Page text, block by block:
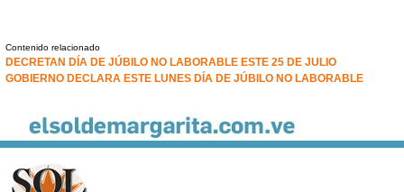
Contenido relacionado
DECRETAN DÍA DE JÚBILO NO LABORABLE ESTE 25 DE JULIO
GOBIERNO DECLARA ESTE LUNES DÍA DE JÚBILO NO LABORABLE